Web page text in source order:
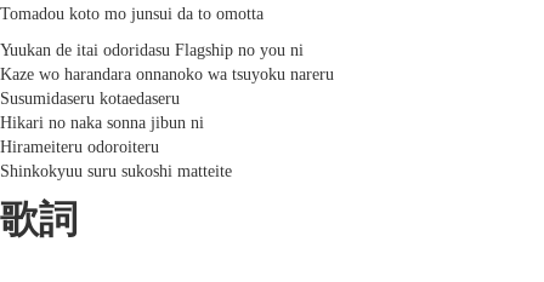
Tomadou koto mo junsui da to omotta
Yuukan de itai odoridasu Flagship no you ni
Kaze wo harandara onnanoko wa tsuyoku nareru
Susumidaseru kotaedaseru
Hikari no naka sonna jibun ni
Hirameiteru odoroiteru
Shinkokyuu suru sukoshi matteite
歌詞